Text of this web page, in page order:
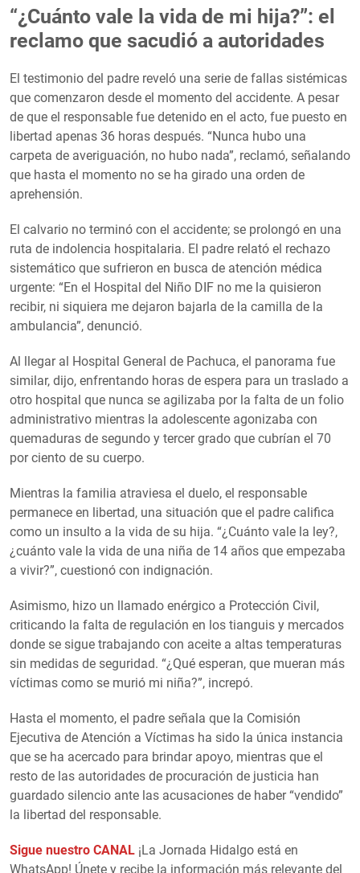
“¿Cuánto vale la vida de mi hija?”: el
reclamo que sacudió a autoridades
El testimonio del padre reveló una serie de fallas sistémicas
que comenzaron desde el momento del accidente. A pesar
de que el responsable fue detenido en el acto, fue puesto en
libertad apenas 36 horas después. “Nunca hubo una
carpeta de averiguación, no hubo nada”, reclamó, señalando
que hasta el momento no se ha girado una orden de
aprehensión.
El calvario no terminó con el accidente; se prolongó en una
ruta de indolencia hospitalaria. El padre relató el rechazo
sistemático que sufrieron en busca de atención médica
urgente: “En el Hospital del Niño DIF no me la quisieron
recibir, ni siquiera me dejaron bajarla de la camilla de la
ambulancia”, denunció.
Al llegar al Hospital General de Pachuca, el panorama fue
similar, dijo, enfrentando horas de espera para un traslado a
otro hospital que nunca se agilizaba por la falta de un folio
administrativo mientras la adolescente agonizaba con
quemaduras de segundo y tercer grado que cubrían el 70
por ciento de su cuerpo.
Mientras la familia atraviesa el duelo, el responsable
permanece en libertad, una situación que el padre califica
como un insulto a la vida de su hija. “¿Cuánto vale la ley?,
¿cuánto vale la vida de una niña de 14 años que empezaba
a vivir?”, cuestionó con indignación.
Asimismo, hizo un llamado enérgico a Protección Civil,
criticando la falta de regulación en los tianguis y mercados
donde se sigue trabajando con aceite a altas temperaturas
sin medidas de seguridad. “¿Qué esperan, que mueran más
víctimas como se murió mi niña?”, increpó.
Hasta el momento, el padre señala que la Comisión
Ejecutiva de Atención a Víctimas ha sido la única instancia
que se ha acercado para brindar apoyo, mientras que el
resto de las autoridades de procuración de justicia han
guardado silencio ante las acusaciones de haber “vendido”
la libertad del responsable.
Sigue nuestro CANAL ¡La Jornada Hidalgo está en
WhatsApp! Únete y recibe la información más relevante del